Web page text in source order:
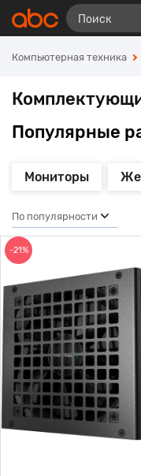
Компьютерная техника
Популярные
Мониторы
По популярности
-21%